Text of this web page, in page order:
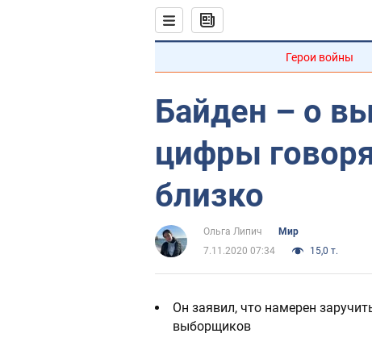
Герои войны
Байден – о
цифры
близко
Ольга Липич
Мир
7.11.2020 07:34
15,0 т.
Он заявил, что намерен
выборщиков